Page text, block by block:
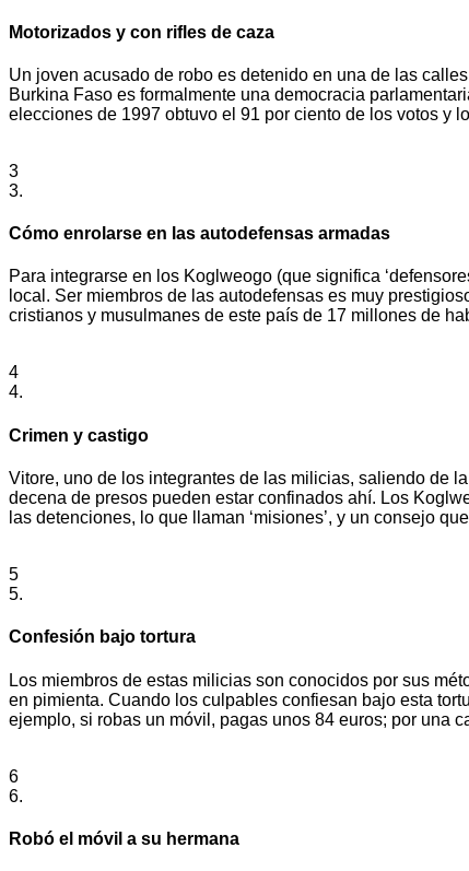
Motorizados y con rifles de caza
Un joven acusado de robo es detenido en una de las
Burkina Faso es formalmente una democracia
elecciones de 1997 obtuvo el 91 por ciento de los votos y
3
3.
Cómo enrolarse en las autodefensas armadas
Para integrarse en los Koglweogo (que significa
local. Ser miembros de las autodefensas es muy
cristianos y musulmanes de este país de 17 millones de
4
4.
Crimen y castigo
Vitore, uno de los integrantes de las milicias, saliendo de
decena de presos pueden estar confinados ahí. Los
las detenciones, lo que llaman ‘misiones’, y un consejo
5
5.
Confesión bajo tortura
Los miembros de estas milicias son conocidos por sus
en pimienta. Cuando los culpables confiesan bajo esta
ejemplo, si robas un móvil, pagas unos 84 euros; por una
6
6.
Robó el móvil a su hermana